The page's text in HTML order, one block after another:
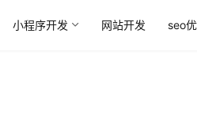
小程序开发 网站开发 seo